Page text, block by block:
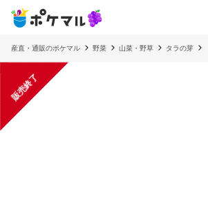
産直・通販のポケマル 野菜 山菜・野草 タラの芽
販売終了